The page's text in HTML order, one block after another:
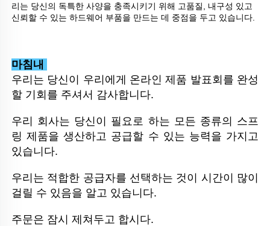
리는 당신의 독특한 사양을 충족시키기 위해 고품질, 내구성 있고
신뢰할 수 있는 하드웨어 부품을 만드는 데 중점을 두고 있습니다.
마침내
우리는 당신이 우리에게 온라인 제품 발표회를 완성
할 기회를 주셔서 감사합니다.
우리 회사는 당신이 필요로 하는 모든 종류의 스프
링 제품을 생산하고 공급할 수 있는 능력을 가지고
있습니다.
우리는 적합한 공급자를 선택하는 것이 시간이 많이
걸릴 수 있음을 알고 있습니다.
주문은 잠시 제쳐두고 합시다.